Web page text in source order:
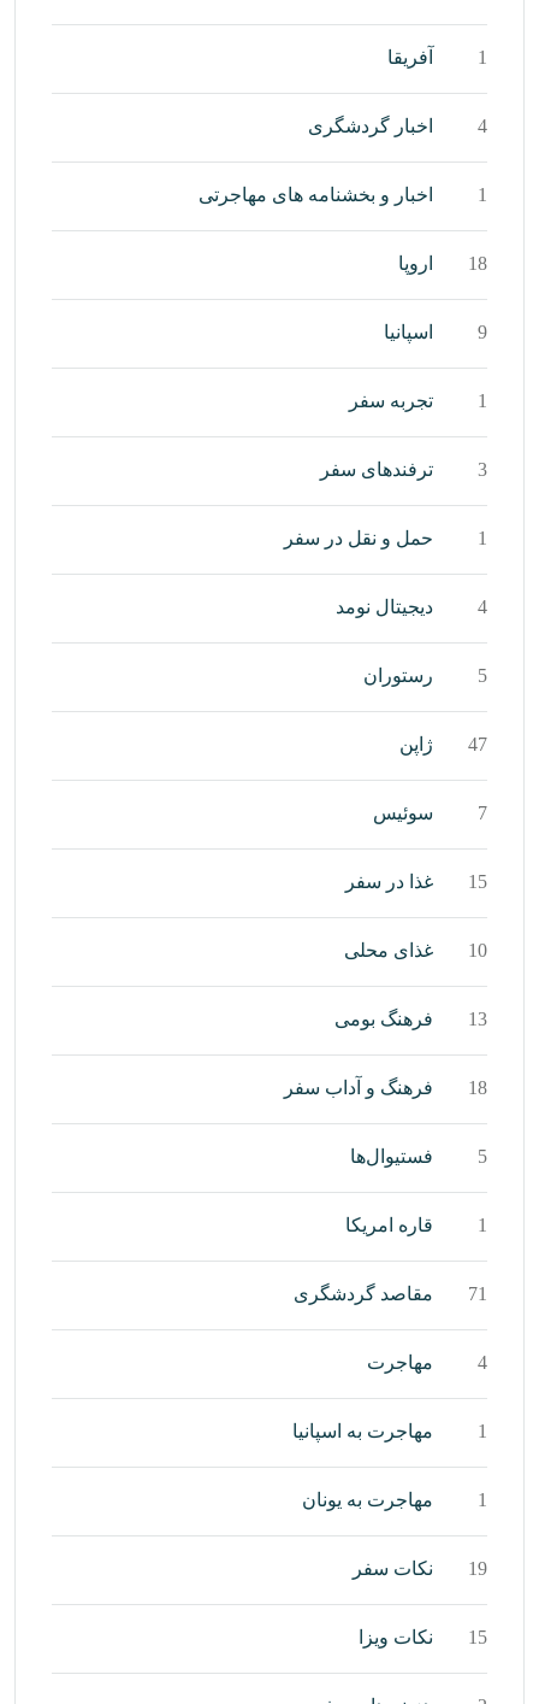
آفریقا
اخبار گردشگری
اخبار و بخشنامه های مهاجرتی
اروپا 18
اسپانیا
تجربه سفر
ترفندهای سفر
حمل و نقل در سفر
دیجیتال نومد
رستوران
ژاپن 47
سوئیس
غذا در سفر 15
غذای محلی 10
فرهنگ بومی 13
فرهنگ و آداب سفر 18
فستیوال‌ها
قاره امریکا
مقاصد گردشگری 71
مهاجرت
مهاجرت به اسپانیا
مهاجرت به یونان
نکات سفر 19
نکات ویزا 15